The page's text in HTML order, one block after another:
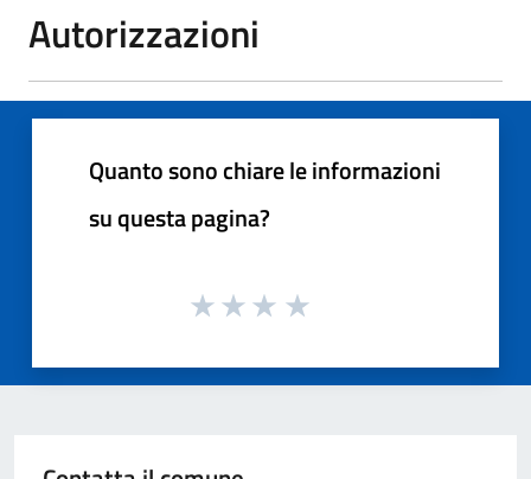
Autorizzazioni
Quanto sono chiare le informazioni
su questa pagina?